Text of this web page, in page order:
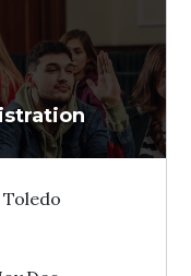
Interlink